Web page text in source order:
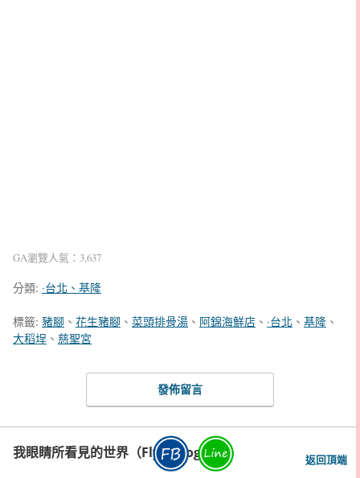
GA瀏覽人氣：3,637
分類: ‧台北、基隆
標籤: 豬腳 、 花生豬腳 、 菜頭排骨湯 、 阿錦海鮮店 、 ‧台北 、 基隆 、
大稻埕 、 慈聖宮
發佈留言
我眼睛所看見的世界（Fly's Blog） 返回頂端